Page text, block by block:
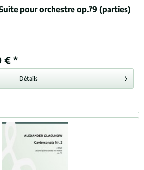
pour orchestre op.79 (parties)
€ *
Détails